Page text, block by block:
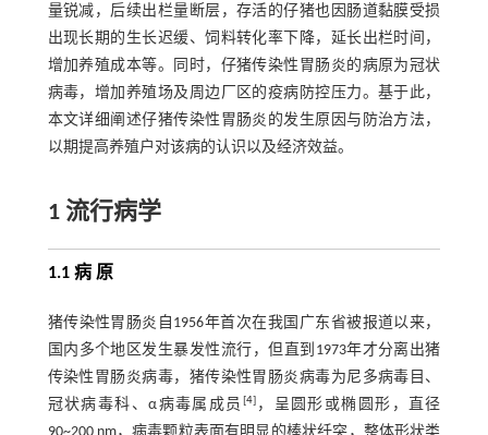
量锐减，后续出栏量断层，存活的仔猪也因肠道黏膜受损
出现长期的生长迟缓、饲料转化率下降，延长出栏时间，
增加养殖成本等。同时，仔猪传染性胃肠炎的病原为冠状
病毒，增加养殖场及周边厂区的疫病防控压力。基于此，
本文详细阐述仔猪传染性胃肠炎的发生原因与防治方法，
以期提高养殖户对该病的认识以及经济效益。
1 流行病学
1.1 病 原
猪传染性胃肠炎自1956年首次在我国广东省被报道以来，
国内多个地区发生暴发性流行，但直到1973年才分离出猪
传染性胃肠炎病毒，猪传染性胃肠炎病毒为尼多病毒目、
冠状病毒科、α病毒属成员 [4]，呈圆形或椭圆形，直径